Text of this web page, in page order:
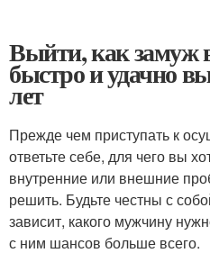
Выйти, как замуж
быстро и удачно
лет
Прежде чем приступать к
ответьте себе, для чего вы
внутренние или внешние
решить. Будьте честны с
зависит, какого мужчину
с ним шансов больше всего.